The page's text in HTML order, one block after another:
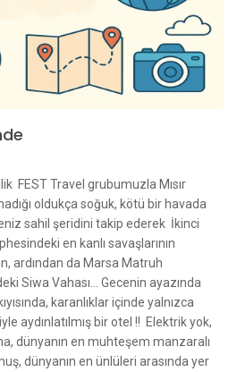
FEST Travel grubumuzla Mısır
oldukça soğuk, kötü bir havada
sahil şeridini takip ederek İkinci
en kanlı savaşlarının
ardından da Marsa Matruh
Siwa Vahası… Gecenin ayazında
karanlıklar içinde yalnızca
aydınlatılmış bir otel !! Elektrik yok,
dünyanın en muhteşem manzaralı
dünyanın en ünlüleri arasında yer